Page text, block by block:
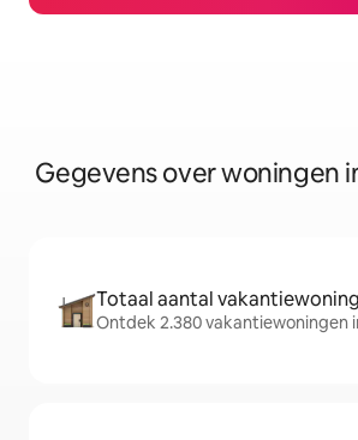
Gegevens over woningen
Totaal aantal
Ontdek 2.380 vakantiewoningen